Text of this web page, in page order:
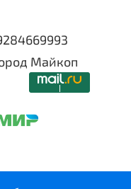
Майкоп